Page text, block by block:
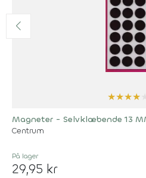
★★★★
Magneter - Selvklæbende 13
Centrum
På lager
29,95 kr